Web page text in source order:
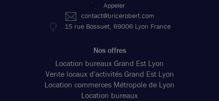
Appeler
contact@bricerobert.com
15 rue Bossuet, 69006 Lyon France
Nos offres
Location bureaux Grand Est Lyon
Vente locaux d'activités Grand Est Lyon
Location commerces Métropole de Lyon
Location bureaux